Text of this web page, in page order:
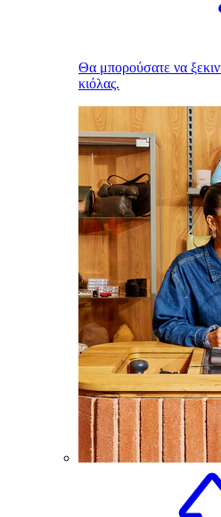
Θα μπορούσατε να
κιόλας.